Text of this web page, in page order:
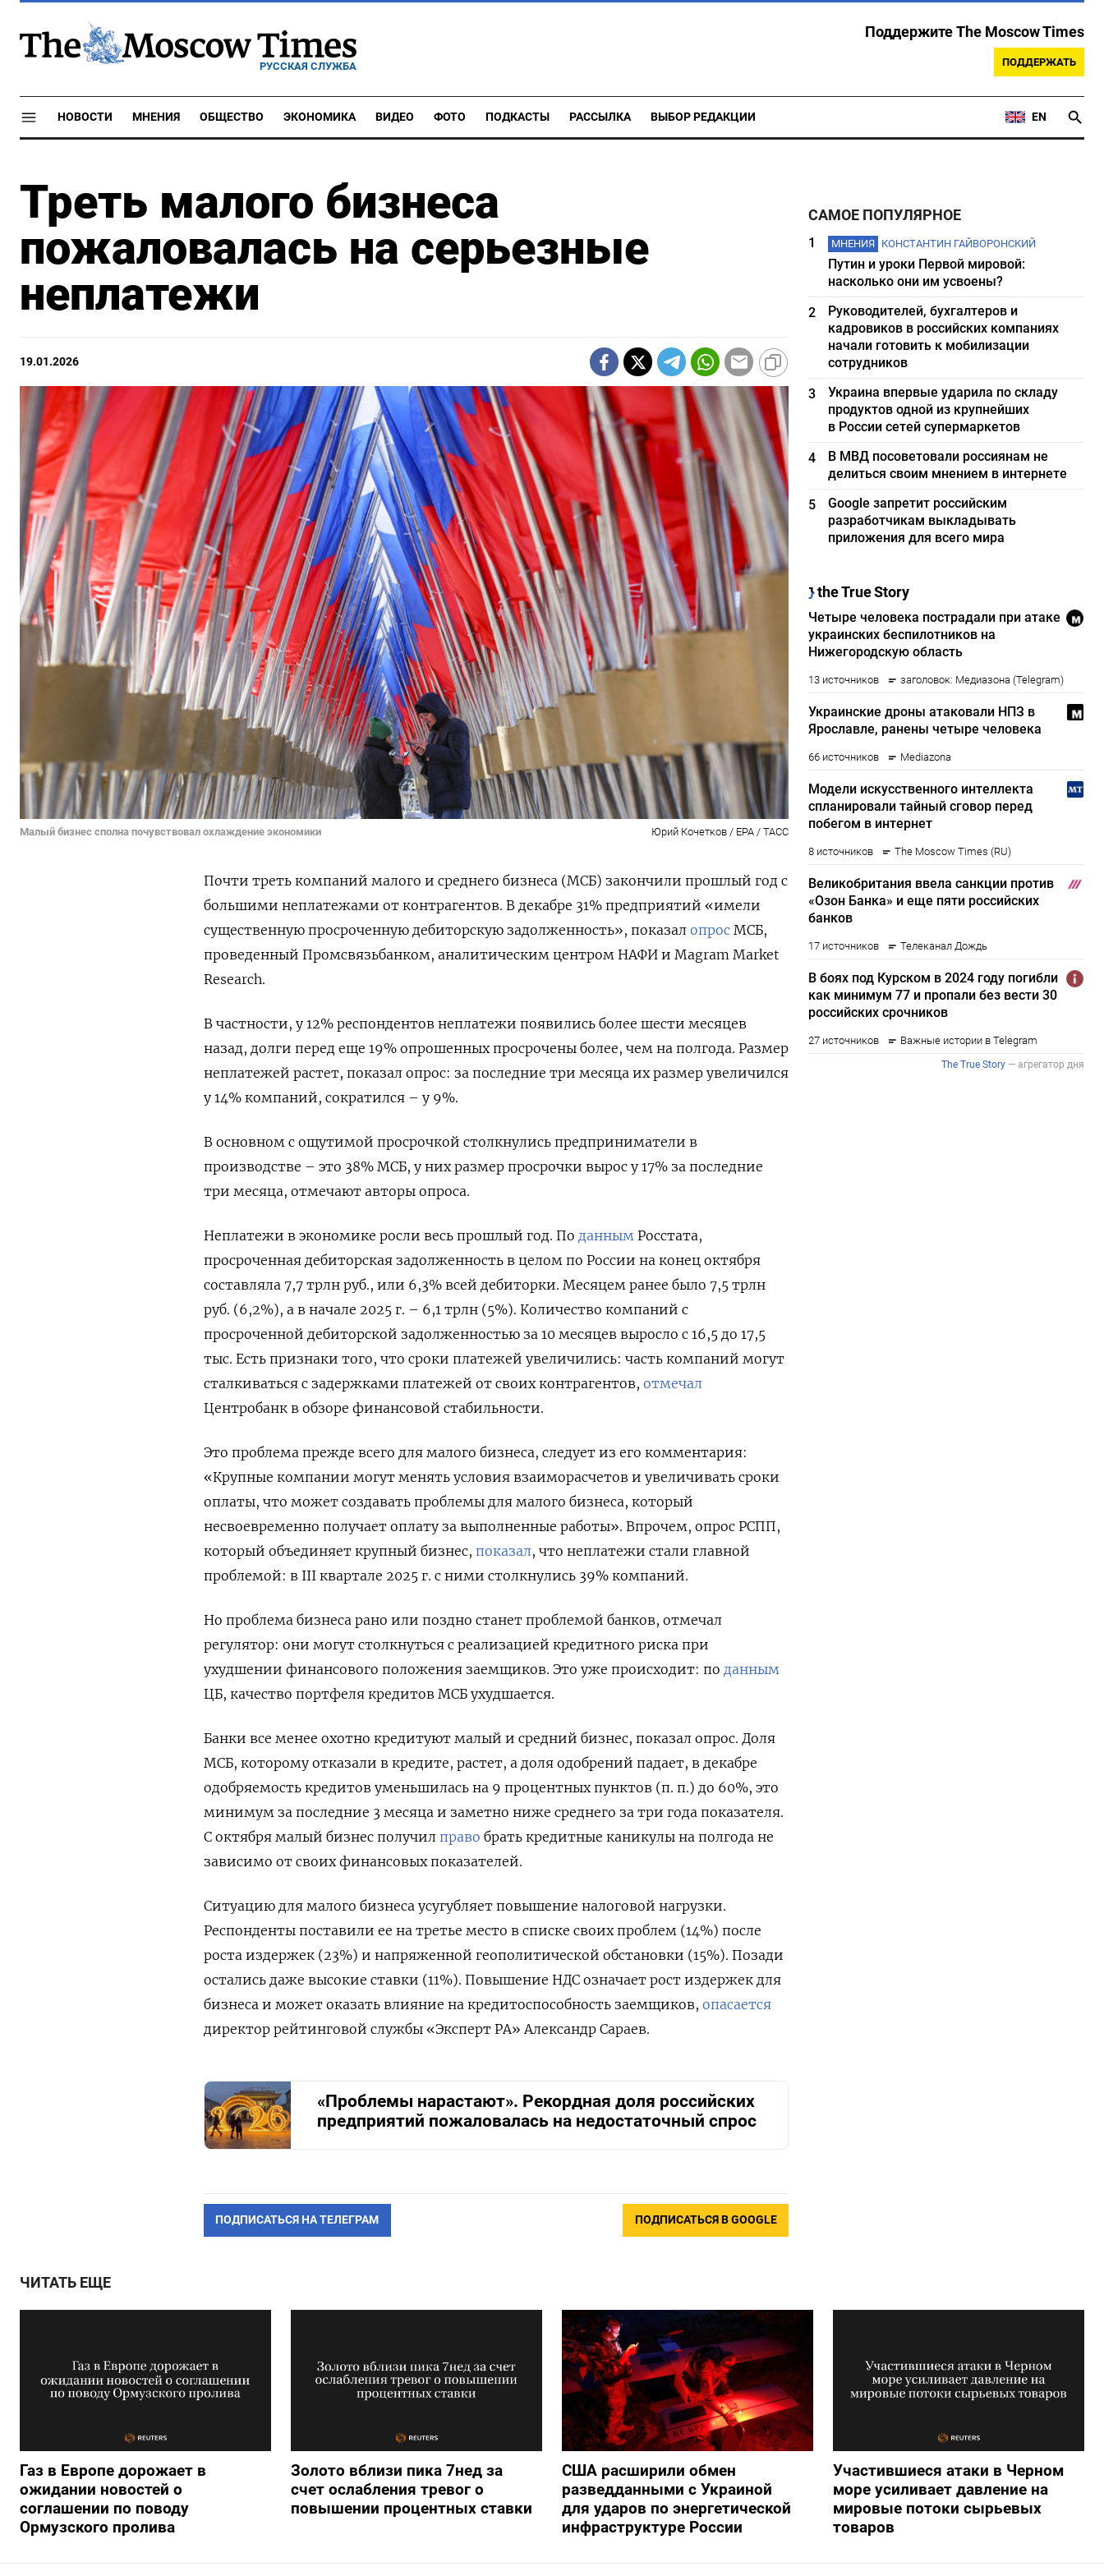
РУССКАЯ СЛУЖБА
Поддержите The Moscow Times
ПОДДЕРЖАТЬ
НОВОСТИ МНЕНИЯ ОБЩЕСТВО ЭКОНОМИКА ВИДЕО ФОТО ПОДКАСТЫ РАССЫЛКА ВЫБОР РЕДАКЦИИ EN
Треть малого бизнеса
пожаловалась на серьезные
неплатежи
19.01.2026
Малый бизнес сполна почувствовал охлаждение экономики Юрий Кочетков / EPA / ТАСС
Почти треть компаний малого и среднего бизнеса (МСБ) закончили прошлый год с
большими неплатежами от контрагентов. В декабре 31% предприятий «имели
существенную просроченную дебиторскую задолженность», показал опрос МСБ,
проведенный Промсвязьбанком, аналитическим центром НАФИ и Magram Market
Research.
В частности, у 12% респондентов неплатежи появились более шести месяцев
назад, долги перед еще 19% опрошенных просрочены более, чем на полгода. Размер
неплатежей растет, показал опрос: за последние три месяца их размер увеличился
у 14% компаний, сократился – у 9%.
В основном с ощутимой просрочкой столкнулись предприниматели в
производстве – это 38% МСБ, у них размер просрочки вырос у 17% за последние
три месяца, отмечают авторы опроса.
Неплатежи в экономике росли весь прошлый год. По данным Росстата,
просроченная дебиторская задолженность в целом по России на конец октября
составляла 7,7 трлн руб., или 6,3% всей дебиторки. Месяцем ранее было 7,5 трлн
руб. (6,2%), а в начале 2025 г. – 6,1 трлн (5%). Количество компаний с
просроченной дебиторской задолженностью за 10 месяцев выросло с 16,5 до 17,5
тыс. Есть признаки того, что сроки платежей увеличились: часть компаний могут
сталкиваться c задержками платежей от своих контрагентов, отмечал
Центробанк в обзоре финансовой стабильности.
Это проблема прежде всего для малого бизнеса, следует из его комментария:
«Крупные компании могут менять условия взаиморасчетов и увеличивать сроки
оплаты, что может создавать проблемы для малого бизнеса, который
несвоевременно получает оплату за выполненные работы». Впрочем, опрос РСПП,
который объединяет крупный бизнес, показал, что неплатежи стали главной
проблемой: в III квартале 2025 г. с ними столкнулись 39% компаний.
Но проблема бизнеса рано или поздно станет проблемой банков, отмечал
регулятор: они могут столкнуться с реализацией кредитного риска при
ухудшении финансового положения заемщиков. Это уже происходит: по данным
ЦБ, качество портфеля кредитов МСБ ухудшается.
Банки все менее охотно кредитуют малый и средний бизнес, показал опрос. Доля
МСБ, которому отказали в кредите, растет, а доля одобрений падает, в декабре
одобряемость кредитов уменьшилась на 9 процентных пунктов (п. п.) до 60%, это
минимум за последние 3 месяца и заметно ниже среднего за три года показателя.
С октября малый бизнес получил право брать кредитные каникулы на полгода не
зависимо от своих финансовых показателей.
Ситуацию для малого бизнеса усугубляет повышение налоговой нагрузки.
Респонденты поставили ее на третье место в списке своих проблем (14%) после
роста издержек (23%) и напряженной геополитической обстановки (15%). Позади
остались даже высокие ставки (11%). Повышение НДС означает рост издержек для
бизнеса и может оказать влияние на кредитоспособность заемщиков, опасается
директор рейтинговой службы «Эксперт РА» Александр Сараев.
«Проблемы нарастают». Рекордная доля российских
предприятий пожаловалась на недостаточный спрос
ПОДПИСАТЬСЯ НА ТЕЛЕГРАМ ПОДПИСАТЬСЯ В GOOGLE
САМОЕ ПОПУЛЯРНОЕ
1 МНЕНИЯ КОНСТАНТИН ГАЙВОРОНСКИЙ
Путин и уроки Первой мировой:
насколько они им усвоены?
2
Руководителей, бухгалтеров и
кадровиков в российских компаниях
начали готовить к мобилизации
сотрудников
3
Украина впервые ударила по складу
продуктов одной из крупнейших
в России сетей супермаркетов
4
В МВД посоветовали россиянам не
делиться своим мнением в интернете
5
Google запретит российским
разработчикам выкладывать
приложения для всего мира
ЧИТАТЬ ЕЩЕ
Газ в Европе дорожает в
ожидании новостей о
соглашении по поводу
Ормузского пролива
Золото вблизи пика 7нед за
счет ослабления тревог о
повышении процентных ставки
США расширили обмен
разведданными с Украиной
для ударов по энергетической
инфраструктуре России
Участившиеся атаки в Черном
море усиливает давление на
мировые потоки сырьевых
товаров